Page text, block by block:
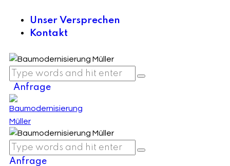
Unser Versprechen
Kontakt
Anfrage
Anfrage